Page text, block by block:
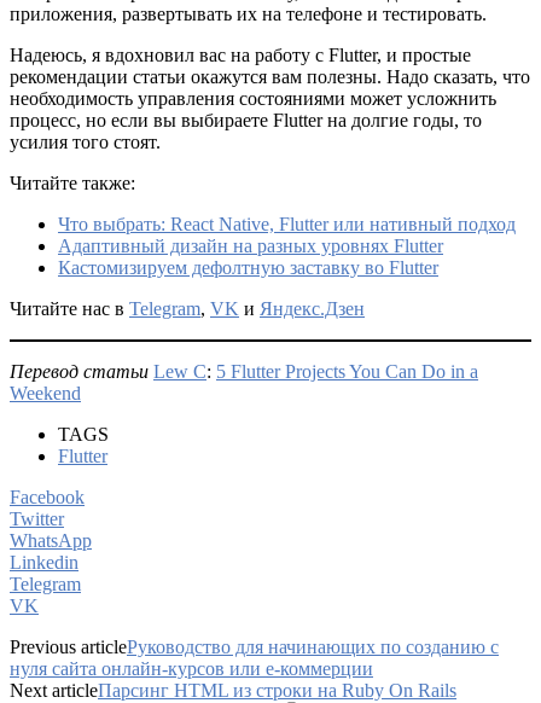
приложения, развертывать их на телефоне и тестировать.
Надеюсь, я вдохновил вас на работу с Flutter, и простые
рекомендации статьи окажутся вам полезны. Надо сказать, что
необходимость управления состояниями может усложнить
процесс, но если вы выбираете Flutter на долгие годы, то
усилия того стоят.
Читайте также:
Что выбрать: React Native, Flutter или нативный подход
Адаптивный дизайн на разных уровнях Flutter
Кастомизируем дефолтную заставку во Flutter
Читайте нас в Telegram, VK и Яндекс.Дзен
Перевод статьи Lew C: 5 Flutter Projects You Can Do in a
Weekend
TAGS
Flutter
Facebook
Twitter
WhatsApp
Linkedin
Telegram
VK
Previous articleРуководство для начинающих по созданию с
нуля сайта онлайн-курсов или e-коммерции
Next articleПарсинг HTML из строки на Ruby On Rails